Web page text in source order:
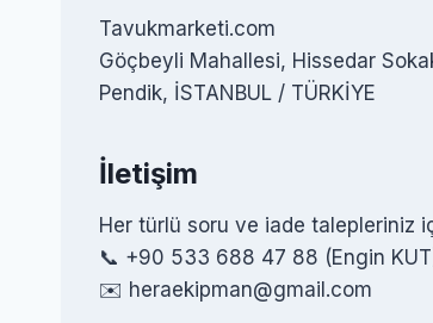
Tavukmarketi.com
Göçbeyli Mahallesi, Hissedar
Pendik, İSTANBUL / TÜRKİYE
İletişim
Her türlü soru ve iade talepleriniz
📞 +90 533 688 47 88 (Engin
✉️ heraekipman@gmail.com